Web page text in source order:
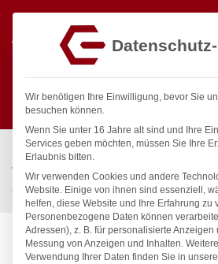
Start / Gastronomiebedarf & Gastro
Wassertechnik
Wellnes
spa Kneipp’sche Garnitur 3/4″ Ø 27mm
Wir benötigen Ihre Einwilligung, bevor Sie
besuchen können.
Wenn Sie unter 16 Jahre alt sind und Ihre
Services geben möchten, müssen Sie Ihre
Erlaubnis bitten.
Wir verwenden Cookies und andere
Website. Einige von ihnen sind essenziell,
helfen, diese Website und Ihre Erfahrung zu
Personenbezogene Daten können
Adressen), z. B. für personalisierte Anzeigen
Messung von Anzeigen und Inhalten.
Verwendung Ihrer Daten finden Sie in